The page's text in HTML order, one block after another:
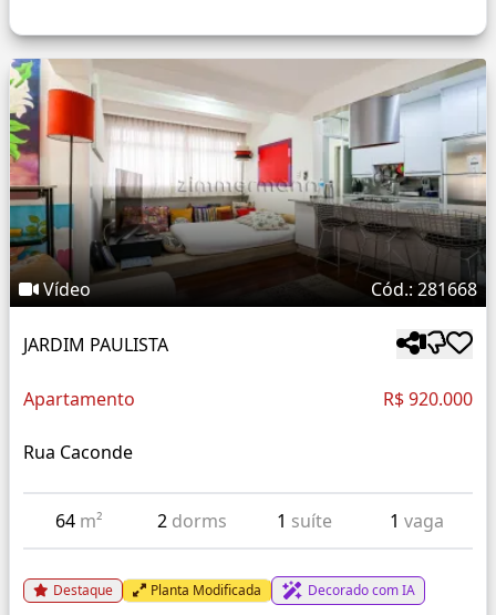
Vídeo Cód.: 281668
JARDIM PAULISTA
Apartamento R$ 920.000
Rua Caconde
64 m² 2 dorms 1 suíte 1 vaga
Destaque Planta Modificada Decorado com IA